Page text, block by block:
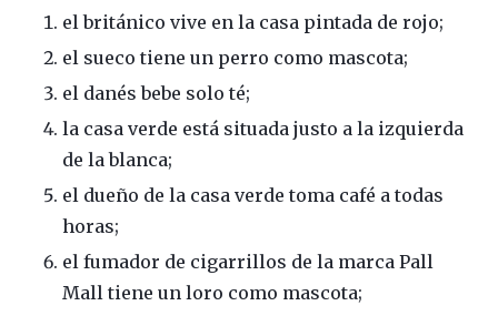
el británico vive en la casa pintada de rojo;
el sueco tiene un perro como mascota;
el danés bebe solo té;
la casa verde está situada justo a la izquierda
de la blanca;
el dueño de la casa verde toma café a todas
horas;
el fumador de cigarrillos de la marca Pall
Mall tiene un loro como mascota;